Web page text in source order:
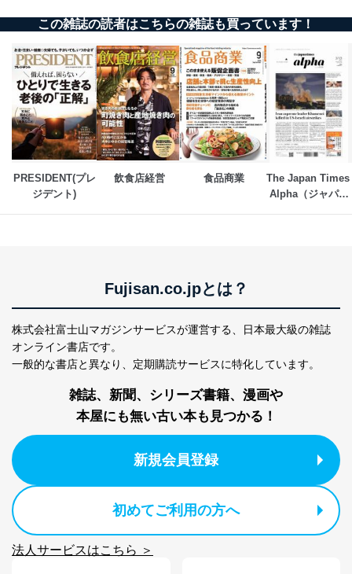
この雑誌の読者はこちらの雑誌も買っています！
PRESIDENT(プレ
ジデント)
飲食店経営 食品商業
The Japan Times
Alpha（ジャパン
Fujisan.co.jpとは？
株式会社富士山マガジンサービスが運営する、
日本最大級の雑誌
オンライン書店です。
一般的な書店と異なり、 定期購読サービスに特化しています。
雑誌、新聞、シリーズ書籍、漫画や
本屋にも無い古い本も見つかる！
新規会員登録
初めてご利用の方へ
法人サービスはこちら ＞